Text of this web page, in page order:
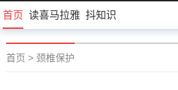
首页 读喜马拉雅 抖知识
首页 > 颈椎保护